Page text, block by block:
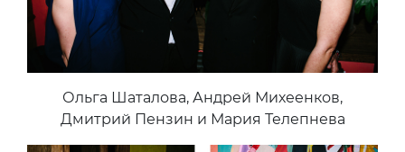
Ольга Шаталова, Андрей Михеенков,
Дмитрий Пензин и Мария Телепнева